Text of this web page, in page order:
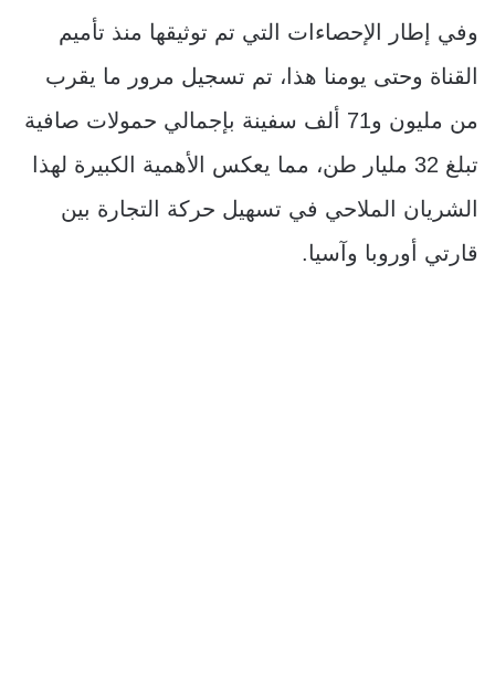
وفي إطار الإحصاءات التي تم توثيقها منذ تأميم
القناة وحتى يومنا هذا، تم تسجيل مرور ما يقرب
من مليون و71 ألف سفينة بإجمالي حمولات صافية
تبلغ 32 مليار طن، مما يعكس الأهمية الكبيرة لهذا
الشريان الملاحي في تسهيل حركة التجارة بين
قارتي أوروبا وآسيا.